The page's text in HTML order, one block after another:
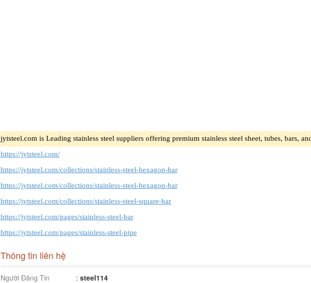
jytsteel.com is Leading stainless steel suppliers offering premium stainless steel sheet, tubes, bars,
https://jytsteel.com/
https://jytsteel.com/collections/stainless-steel-hexagon-bar
https://jytsteel.com/collections/stainless-steel-hexagon-bar
https://jytsteel.com/collections/stainless-steel-square-bar
https://jytsteel.com/pages/stainless-steel-bar
https://jytsteel.com/pages/stainless-steel-pipe
Thông tin liên hệ
Người Đăng Tin : steel114